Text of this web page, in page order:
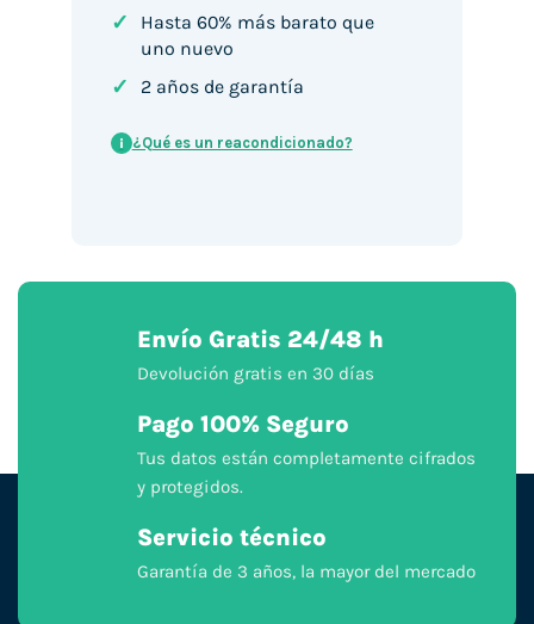
✓
Hasta 60% más barato que
uno nuevo
✓ 2 años de garantía
i ¿Qué es un reacondicionado?
Envío Gratis 24/48 h
Devolución gratis en 30 días
Pago 100% Seguro
Tus datos están completamente cifrados
y protegidos.
Servicio técnico
Garantía de 3 años, la mayor del mercado